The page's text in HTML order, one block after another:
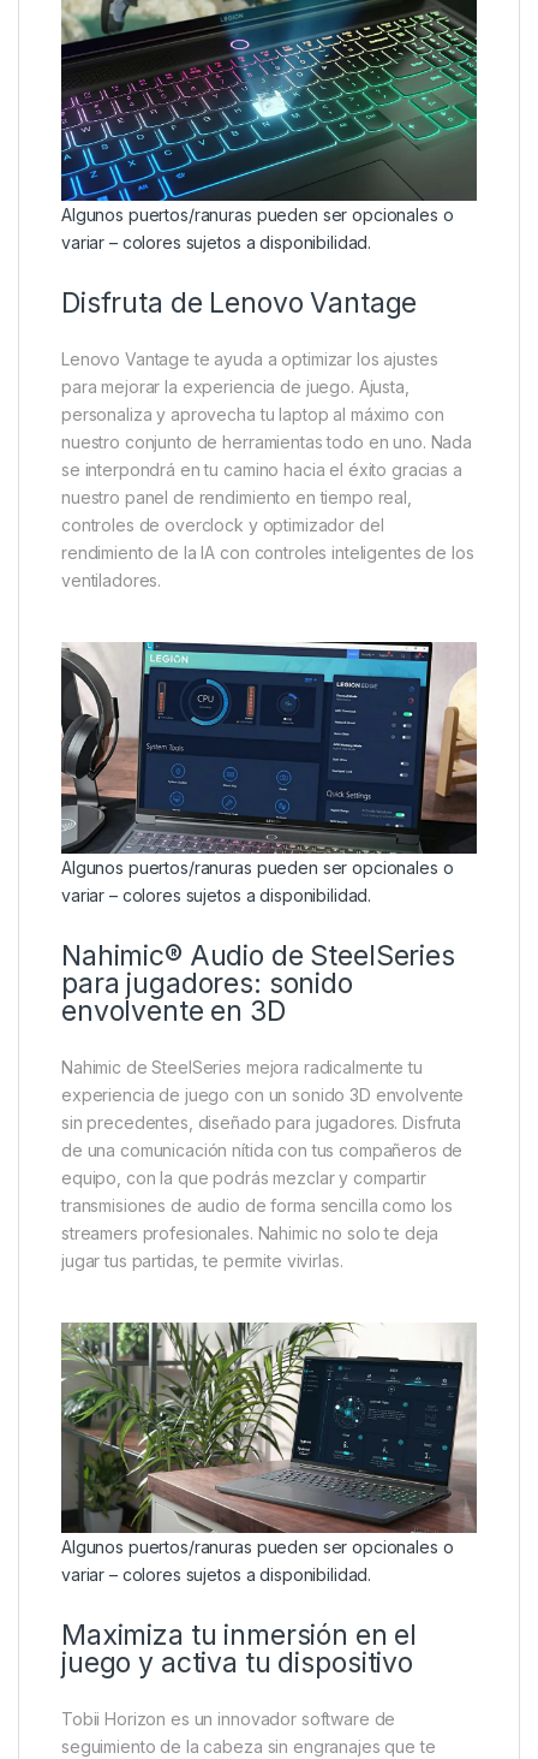
Algunos puertos/ranuras pueden ser opcionales o
variar – colores sujetos a disponibilidad.
Disfruta de Lenovo Vantage
Lenovo Vantage te ayuda a optimizar los ajustes
para mejorar la experiencia de juego. Ajusta,
personaliza y aprovecha tu laptop al máximo con
nuestro conjunto de herramientas todo en uno. Nada
se interpondrá en tu camino hacia el éxito gracias a
nuestro panel de rendimiento en tiempo real,
controles de overclock y optimizador del
rendimiento de la IA con controles inteligentes de los
ventiladores.
Algunos puertos/ranuras pueden ser opcionales o
variar – colores sujetos a disponibilidad.
Nahimic® Audio de SteelSeries
para jugadores: sonido
envolvente en 3D
Nahimic de SteelSeries mejora radicalmente tu
experiencia de juego con un sonido 3D envolvente
sin precedentes, diseñado para jugadores. Disfruta
de una comunicación nítida con tus compañeros de
equipo, con la que podrás mezclar y compartir
transmisiones de audio de forma sencilla como los
streamers profesionales. Nahimic no solo te deja
jugar tus partidas, te permite vivirlas.
Algunos puertos/ranuras pueden ser opcionales o
variar – colores sujetos a disponibilidad.
Maximiza tu inmersión en el
juego y activa tu dispositivo
Tobii Horizon es un innovador software de
seguimiento de la cabeza sin engranajes que te